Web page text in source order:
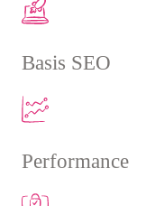
Basis SEO
Performance